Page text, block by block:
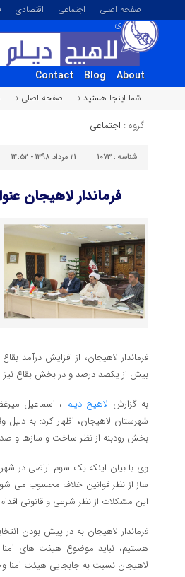
صفحه اصلی اجتماعی اقتصادی
تصویری
About
Blog
Contact
شما اینجا هستید »
صفحه اصلی »
گروه : اجتماعی
شناسه : ۱۰۷۳ ۲۱ مرداد ۱۳۹۸ - ۱۴:۵۲
فرماندار لاهیجان عنوان کرد: رشد ۲
فرماندار لاهیجان، از افزایش درآمد
بیش از یکصد درصد و در بخش بقاع نیز ۵۰ درصد در شهرستان لاهیجان افزایش داریم.
به گزارش لاهیج دیلم ، اسماعیل
شهرستان لاهیجان، اظهار کرد: به
بخش رودبنه از نظر ساخت و سازها و
وی با بیان اینکه یک سوم اراضی در
ساز از نظر قوانین خلاف محسوب می
این مشکلات از نظر شرعی و قانونی
فرماندار لاهیجان به در پیش بودن
هستیم، نباید موضوع هیئت های
لاهیجان نسبت به جابجایی هیئت امنا